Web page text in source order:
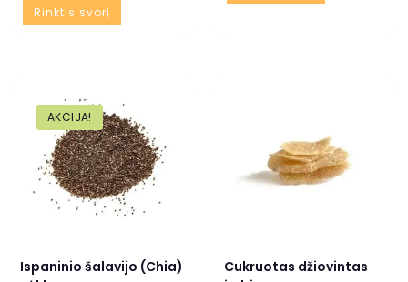
Rinktis svorį
AKCIJA!
Ispaninio šalavijo (Chia)
Cukruotas džiovintas